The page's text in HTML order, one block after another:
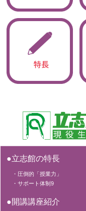
●立志館の特長
・圧倒的「授業力」
・サポート体制9
●開講講座紹介